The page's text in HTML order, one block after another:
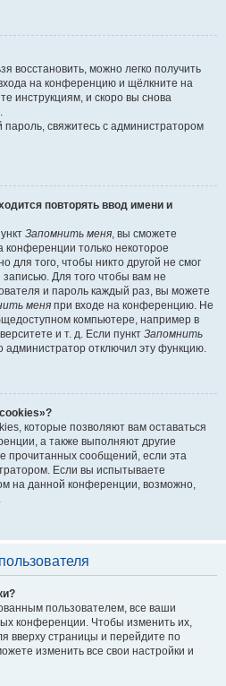
восстановить, можно легко получить
на конференцию и щёлкните на
инструкциям, и скоро вы снова
пароль, свяжитесь с администратором
повторять ввод имени и
Запомнить меня , вы сможете
конференции только некоторое
для того, чтобы никто другой не смог
Для того чтобы вам не
и пароль каждый раз, вы можете
меня при входе на конференцию. Не
компьютере, например в
и т. д. Если пункт Запомнить
администратор отключил эту функцию.
которые позволяют вам оставаться
а также выполняют другие
прочитанных сообщений, если эта
Если вы испытываете
на данной конференции, возможно,
пользователем, все ваши
конференции. Чтобы изменить их,
вверху страницы и перейдите по
изменить все свои настройки и